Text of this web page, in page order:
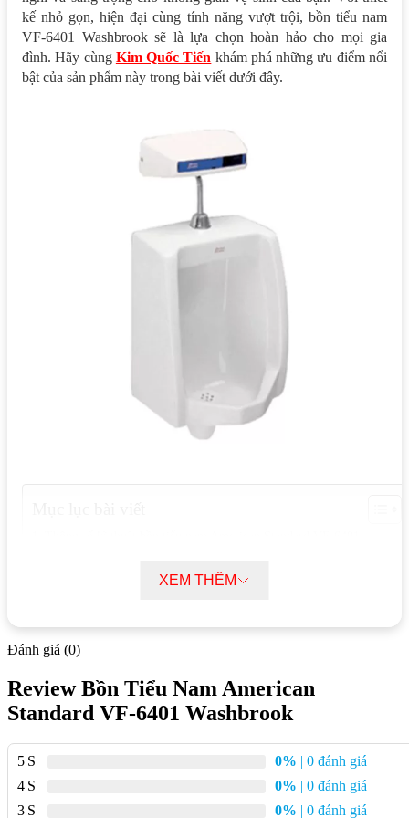
kế nhỏ gọn, hiện đại cùng tính năng vượt trội, bồn tiểu nam
VF-6401 Washbrook sẽ là lựa chọn hoàn hảo cho mọi gia
đình. Hãy cùng Kim Quốc Tiến khám phá những ưu điểm nổi
bật của sản phẩm này trong bài viết dưới đây.
Tính năng nổi bật bồn tiểu nam American Standard VF-6401
Standard VF-6401 Washbrook
XEM THÊM
Đánh giá (0)
Review Bồn Tiểu Nam American
Standard VF-6401 Washbrook
5 0% | 0 đánh giá
4
0% | 0 đánh giá
3
0% | 0 đánh giá